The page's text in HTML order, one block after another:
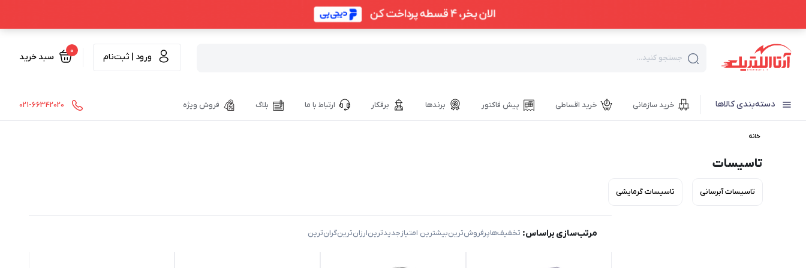
جستجو کنید... ورود | ثبت‌نام
0
سبد خرید
دسته‌بندی کالاها خرید سازمانی خرید اقساطی پیش فاکتور برندها برقکار ارتباط با ما بلاگ فروش ویژه 021-66342020
خانه
تاسیسات
تاسیسات آبرسانی تاسیسات گرمایشی
مرتب‌سازی براساس: ‌ تخفیف‌ها‌پرفروش‌ترین‌بیشترین امتیاز‌جدیدترین‌ارزان‌ترین‌گران‌ترین